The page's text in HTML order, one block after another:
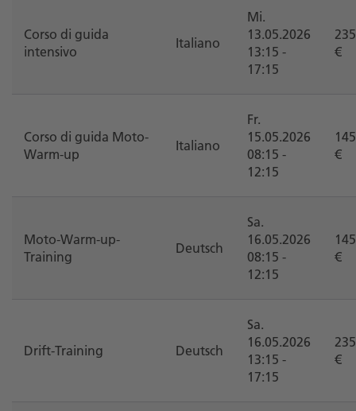
Corso di guida
intensivo
Italiano
Mi.
13.05.2026
13:15 -
17:15
235
€
Corso di guida Moto-
Warm-up
Italiano
Fr.
15.05.2026
08:15 -
12:15
145
€
Moto-Warm-up-
Training
Deutsch
Sa.
16.05.2026
08:15 -
12:15
145
€
Drift-Training Deutsch
Sa.
16.05.2026
13:15 -
17:15
235
€